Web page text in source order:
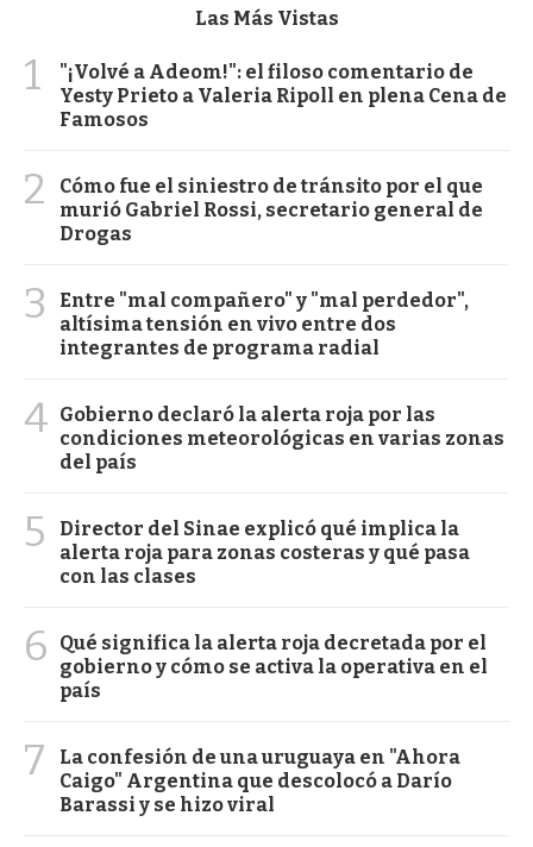
Las Más Vistas
1
"¡Volvé a Adeom!": el filoso comentario de
Yesty Prieto a Valeria Ripoll en plena Cena de
Famosos
2
Cómo fue el siniestro de tránsito por el que
murió Gabriel Rossi, secretario general de
Drogas
3
Entre "mal compañero" y "mal perdedor",
altísima tensión en vivo entre dos
integrantes de programa radial
4 Gobierno declaró la alerta roja por las
condiciones meteorológicas en varias zonas
del país
5
Director del Sinae explicó qué implica la
alerta roja para zonas costeras y qué pasa
con las clases
6
Qué significa la alerta roja decretada por el
gobierno y cómo se activa la operativa en el
país
7
La confesión de una uruguaya en "Ahora
Caigo" Argentina que descolocó a Darío
Barassi y se hizo viral